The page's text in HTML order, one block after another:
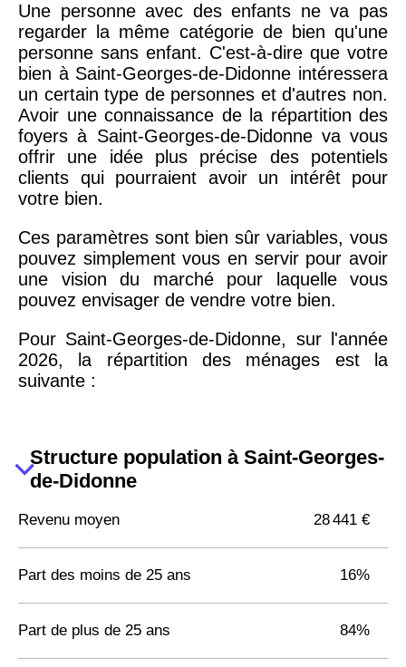
Une personne avec des enfants ne va pas
regarder la même catégorie de bien qu'une
personne sans enfant. C'est-à-dire que votre
bien à Saint-Georges-de-Didonne intéressera
un certain type de personnes et d'autres non.
Avoir une connaissance de la répartition des
foyers à Saint-Georges-de-Didonne va vous
offrir une idée plus précise des potentiels
clients qui pourraient avoir un intérêt pour
votre bien.
Ces paramètres sont bien sûr variables, vous
pouvez simplement vous en servir pour avoir
une vision du marché pour laquelle vous
pouvez envisager de vendre votre bien.
Pour Saint-Georges-de-Didonne, sur l'année
2026, la répartition des ménages est la
suivante :
Structure population à Saint-Georges-
de-Didonne
Revenu moyen 28 441 €
Part des moins de 25 ans 16%
Part de plus de 25 ans 84%